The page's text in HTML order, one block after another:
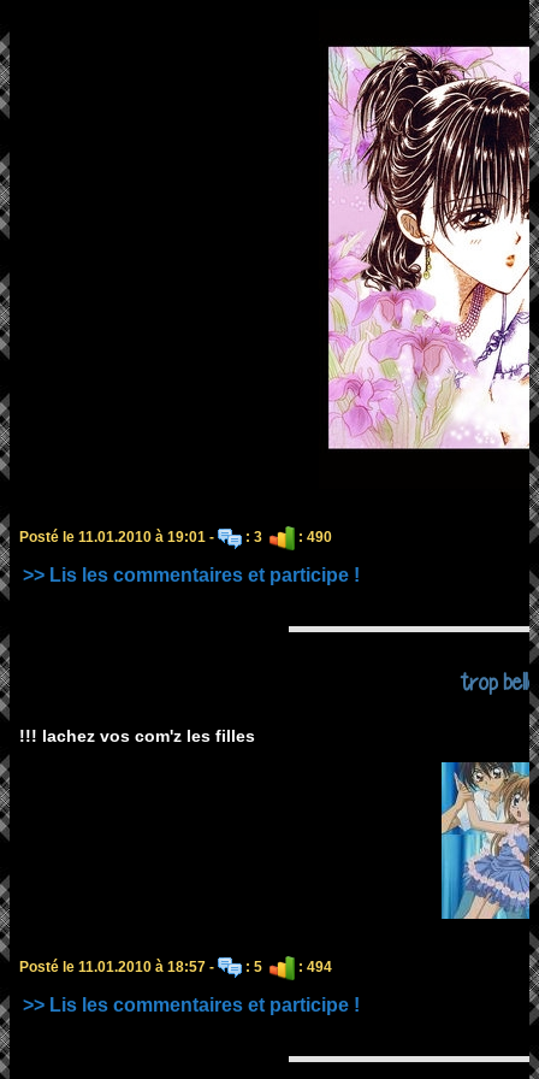
Posté le 11.01.2010 à 19:01 - : 3 : 490
>> Lis les commentaires et participe !
trop belle
!!! lachez vos com'z les filles
Posté le 11.01.2010 à 18:57 - : 5 : 494
>> Lis les commentaires et participe !